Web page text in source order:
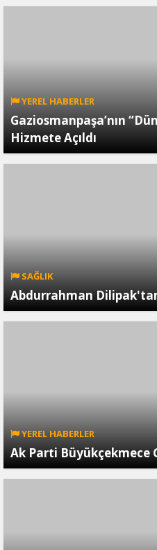
YEREL HABERLER
Gaziosmanpaşa’nın
Hizmete Açıldı
SAĞLIK
Abdurrahman
YEREL HABERLER
Ak Parti Büyükçekmece